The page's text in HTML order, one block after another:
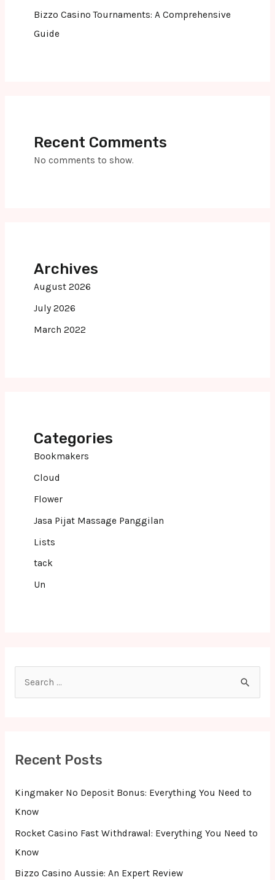
Bizzo Casino Tournaments: A Comprehensive
Guide
Recent Comments
No comments to show.
Archives
August 2026
July 2026
March 2022
Categories
Bookmakers
Cloud
Flower
Jasa Pijat Massage Panggilan
Lists
tack
Un
f
o
Recent Posts
Kingmaker No Deposit Bonus: Everything You Need to
Know
Rocket Casino Fast Withdrawal: Everything You Need to
Know
Bizzo Casino Aussie: An Expert Review